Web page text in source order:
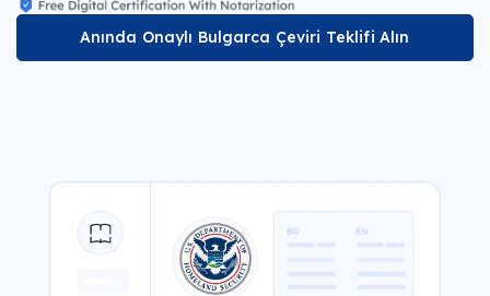
Anında Onaylı Bulgarca Çeviri Teklifi Alın